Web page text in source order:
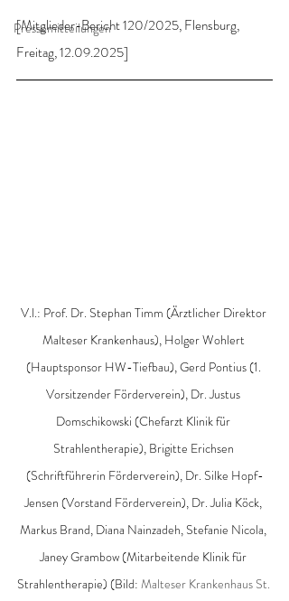
Pressemitteilungen
[Mitglieder-Bericht 120/2025, Flensburg,
Freitag, 12.09.2025]
V.l.: Prof. Dr. Stephan Timm (Ärztlicher Direktor
Malteser Krankenhaus), Holger Wohlert
(Hauptsponsor HW-Tiefbau), Gerd Pontius (1.
Vorsitzender Förderverein), Dr. Justus
Domschikowski (Chefarzt Klinik für
Strahlentherapie), Brigitte Erichsen
(Schriftführerin Förderverein), Dr. Silke Hopf-
Jensen (Vorstand Förderverein), Dr. Julia Köck,
Markus Brand, Diana Nainzadeh, Stefanie Nicola,
Janey Grambow (Mitarbeitende Klinik für
Strahlentherapie) (Bild: Malteser Krankenhaus St.